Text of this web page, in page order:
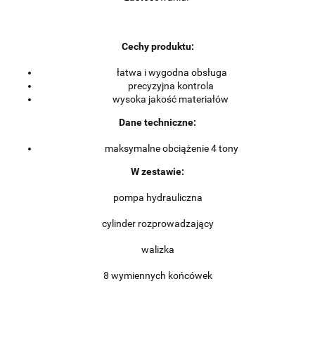
Cechy produktu:
łatwa i wygodna obsługa
precyzyjna kontrola
wysoka jakość materiałów
Dane techniczne:
maksymalne obciążenie 4 tony
W zestawie:
pompa hydrauliczna
cylinder rozprowadzający
walizka
8 wymiennych końcówek